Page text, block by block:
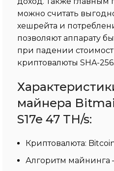
можно считать
хешрейта и
позволяют аппарату
при падении
криптовалюты SHA-256.
майнера
S17e 47 TH/s:
Криптовалюта:
Алгоритм майнинга